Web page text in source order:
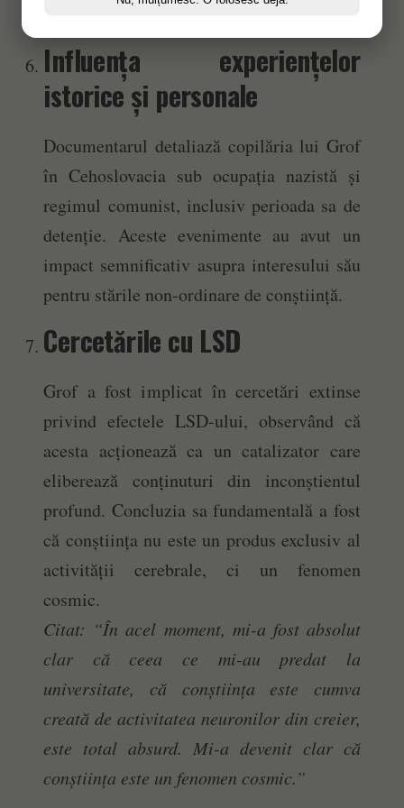
și renaștere.”
Influența experiențelor
istorice și personale
Documentarul detaliază copilăria lui Grof
în Cehoslovacia sub ocupația nazistă și
regimul comunist, inclusiv perioada sa de
detenție. Aceste evenimente au avut un
impact semnificativ asupra interesului său
pentru stările non-ordinare de conștiință.
Cercetările cu LSD
Grof a fost implicat în cercetări extinse
privind efectele LSD-ului, observând că
acesta acționează ca un catalizator care
eliberează conținuturi din inconștientul
profund. Concluzia sa fundamentală a fost
că conștiința nu este un produs exclusiv al
activității cerebrale, ci un fenomen
cosmic.
Citat: “În acel moment, mi-a fost absolut
clar că ceea ce mi-au predat la
universitate, că conștiința este cumva
creată de activitatea neuronilor din creier,
este total absurd. Mi-a devenit clar că
conștiința este un fenomen cosmic.”